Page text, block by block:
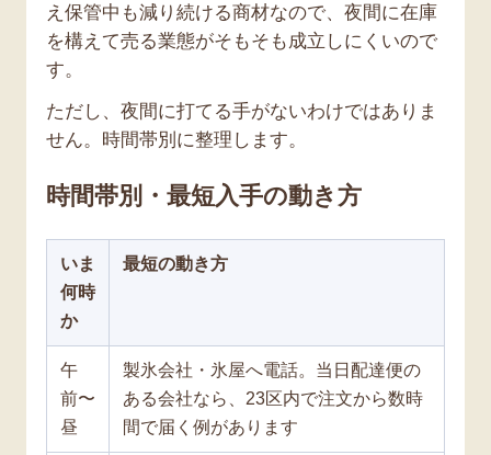
え保管中も減り続ける商材なので、夜間に在庫
を構えて売る業態がそもそも成立しにくいので
す。
ただし、夜間に打てる手がないわけではありま
せん。時間帯別に整理します。
時間帯別・最短入手の動き方
いま
何時
か
最短の動き方
午
前〜
昼
製氷会社・氷屋へ電話。当日配達便の
ある会社なら、23区内で注文から数時
間で届く例があります